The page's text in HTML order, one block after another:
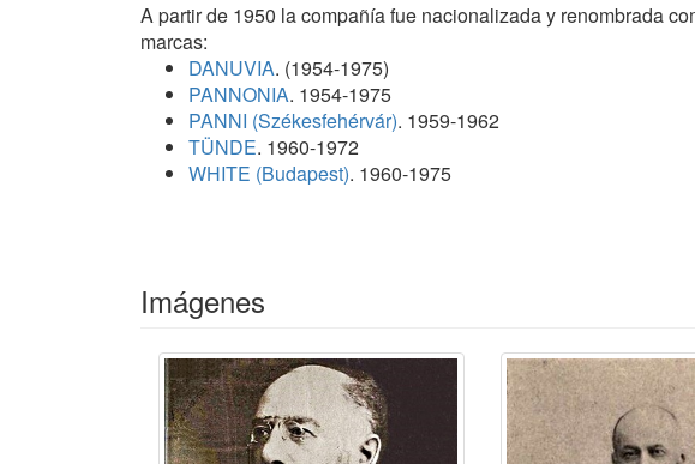
A partir de 1950 la compañía fue nacionalizada y renombrada
marcas:
DANUVIA. (1954-1975)
PANNONIA. 1954-1975
PANNI (Székesfehérvár). 1959-1962
TÜNDE. 1960-1972
WHITE (Budapest). 1960-1975
Imágenes